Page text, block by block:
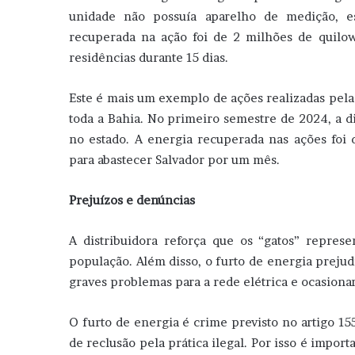
unidade não possuía aparelho de medição,
recuperada na ação foi de 2 milhões de
residências durante 15 dias.
Este é mais um exemplo de ações realizadas
toda a Bahia. No primeiro semestre de 2024,
no estado. A energia recuperada nas ações
para abastecer Salvador por um mês.
Prejuízos e denúncias
A distribuidora reforça que os “gatos”
população. Além disso, o furto de energia
graves problemas para a rede elétrica e
O furto de energia é crime previsto no artigo
de reclusão pela prática ilegal. Por isso é